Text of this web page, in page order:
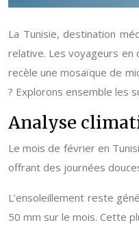
La Tunisie, destination
relative. Les voyageurs en
recèle une mosaïque de
? Explorons ensemble les
Analyse
Le mois de février en
offrant des journées
L’ensoleillement reste
50 mm sur le mois. Cette